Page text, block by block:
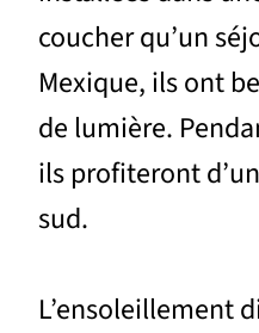
coucher qu’un
Mexique, ils ont
de lumière.
ils profiteront
sud.
L’ensoleillement